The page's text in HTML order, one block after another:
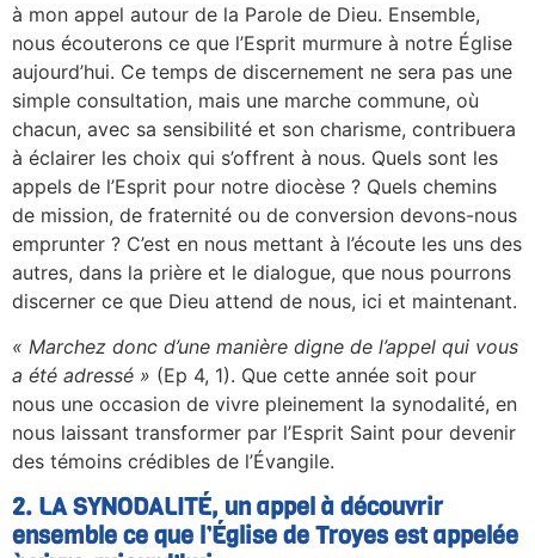
à mon appel autour de la Parole de Dieu. Ensemble,
nous écouterons ce que l’Esprit murmure à notre Église
aujourd’hui. Ce temps de discernement ne sera pas une
simple consultation, mais une marche commune, où
chacun, avec sa sensibilité et son charisme, contribuera
à éclairer les choix qui s’offrent à nous. Quels sont les
appels de l’Esprit pour notre diocèse ? Quels chemins
de mission, de fraternité ou de conversion devons-nous
emprunter ? C’est en nous mettant à l’écoute les uns des
autres, dans la prière et le dialogue, que nous pourrons
discerner ce que Dieu attend de nous, ici et maintenant.
« Marchez donc d’une manière digne de l’appel qui vous
a été adressé » (Ep 4, 1). Que cette année soit pour
nous une occasion de vivre pleinement la synodalité, en
nous laissant transformer par l’Esprit Saint pour devenir
des témoins crédibles de l’Évangile.
2. LA SYNODALITÉ, un appel à découvrir
ensemble ce que l’Église de Troyes est appelée